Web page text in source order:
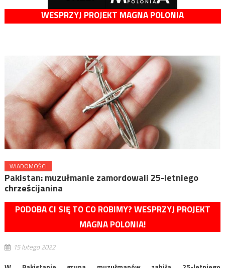
WESPRZYJ PROJEKT MAGNA POLONIA
WIADOMOŚCI
Pakistan: muzułmanie zamordowali 25-letniego
chrześcijanina
PODOBA CI SIĘ TO CO ROBIMY? WESPRZYJ PROJEKT
MAGNA POLONIA!
15 lutego 2022